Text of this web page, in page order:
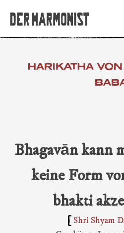
HARIKATHA
Bhagavān kann
keine Form
bhakti
Shri Shyam